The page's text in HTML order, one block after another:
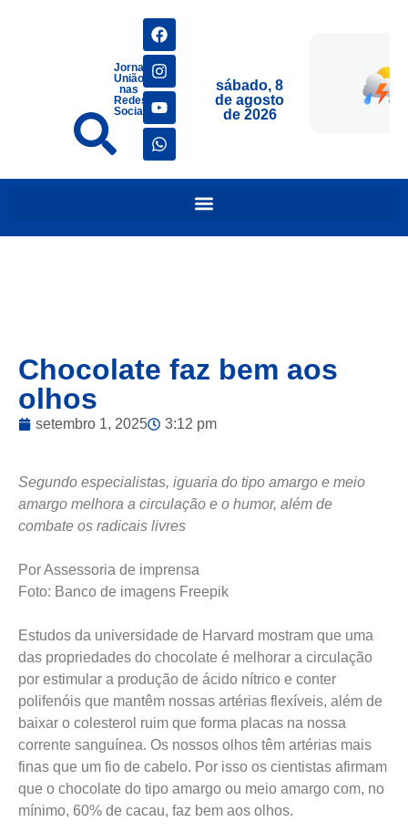
Jornais
União
nas
Redes
Sociais
sábado, 8
de agosto
de 2026
Chocolate faz bem aos
olhos
setembro 1, 2025 3:12 pm
Segundo especialistas, iguaria do tipo amargo e meio
amargo melhora a circulação e o humor, além de
combate os radicais livres
Por Assessoria de imprensa
Foto: Banco de imagens Freepik
Estudos da universidade de Harvard mostram que uma
das propriedades do chocolate é melhorar a circulação
por estimular a produção de ácido nítrico e conter
polifenóis que mantêm nossas artérias flexíveis, além de
baixar o colesterol ruim que forma placas na nossa
corrente sanguínea. Os nossos olhos têm artérias mais
finas que um fio de cabelo. Por isso os cientistas afirmam
que o chocolate do tipo amargo ou meio amargo com, no
mínimo, 60% de cacau, faz bem aos olhos.